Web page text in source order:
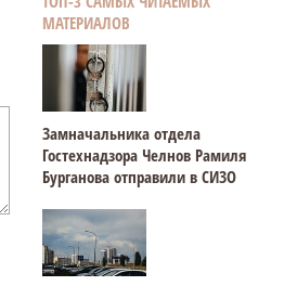
МАТЕРИАЛОВ
Замначальника отдела
Гостехнадзора Челнов Рамиля
Бурганова отправили в СИЗО